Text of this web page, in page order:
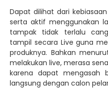
Dapat dilihat dari
serta aktif menggunakan
tampak tidak terlalu
tampil secara Live guna
produknya. Bahkan
melakukan live, merasa
karena dapat mengasah
langsung dengan calon